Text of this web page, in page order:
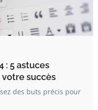
: 5 astuces
succès
des buts précis pour